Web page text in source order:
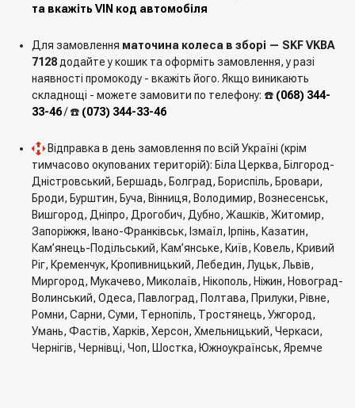
та вкажіть VIN код автомобіля
Для замовлення маточина колеса в зборі — SKF VKBA
7128 додайте у кошик та оформіть замовлення, у разі
наявності промокоду - вкажіть його. Якщо виникають
складнощі - можете замовити по телефону: ☎️ (068) 344-
33-46/ ☎️ (073) 344-33-46
Відправка в день замовлення по всій Україні (крім
тимчасово окупованих територій): Біла Церква, Білгород-
Дністровський, Бершадь, Болград, Бориспіль, Бровари,
Броди, Бурштин, Буча, Вінниця, Володимир, Вознесенськ,
Вишгород, Дніпро, Дрогобич, Дубно, Жашків, Житомир,
Запоріжжя, Івано-Франківськ, Ізмаїл, Ірпінь, Казатин,
Кам’янець-Подільський, Кам’янське, Київ, Ковель, Кривий
Ріг, Кременчук, Кропивницький, Лебедин, Луцьк, Львів,
Миргород, Мукачево, Миколаїв, Нікополь, Ніжин, Новоград-
Волинський, Одеса, Павлоград, Полтава, Прилуки, Рівне,
Ромни, Сарни, Суми, Тернопіль, Тростянець, Ужгород,
Умань, Фастів, Харків, Херсон, Хмельницький, Черкаси,
Чернігів, Чернівці, Чоп, Шостка, Южноукраїнськ, Яремче